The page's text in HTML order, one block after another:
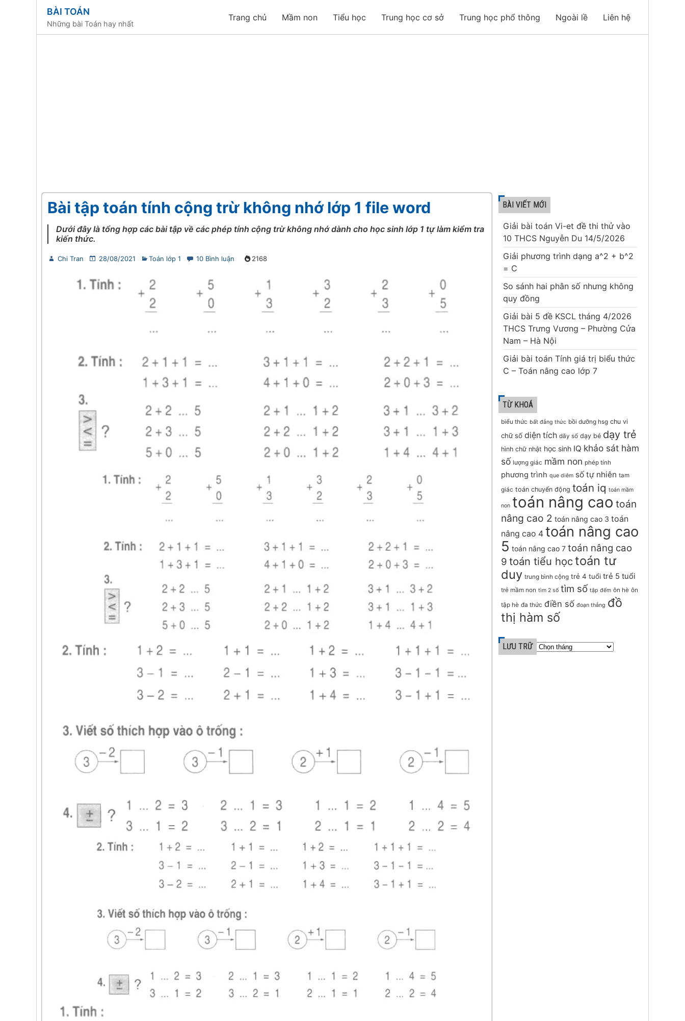
BÀI TOÁN
Những bài Toán hay nhất
Trang chủ Mầm non Tiểu học Trung học cơ sở Trung học phổ thông Ngoài lề Liên hệ
Bài tập toán tính cộng trừ không nhớ lớp 1 file word
Dưới đây là tổng hợp các bài tập về các phép tính cộng trừ không nhớ dành cho học sinh lớp 1 tự làm kiểm tra
kiến thức.
Chi Tran 28/08/2021 Toán lớp 1 10 Bình luận 2168
BÀI VIẾT MỚI
Giải bài toán Vi-et đề thi thử vào
10 THCS Nguyễn Du 14/5/2026
Giải phương trình dạng a^2 + b^2
= C
So sánh hai phân số nhưng không
quy đồng
Giải bài 5 đề KSCL tháng 4/2026
THCS Trưng Vương – Phường Cửa
Nam – Hà Nội
Giải bài toán Tính giá trị biểu thức
C – Toán nâng cao lớp 7
TỪ KHOÁ
biểu thức bất đẳng thức bồi dưỡng hsg chu vi
chữ số diện tích dãy số dạy bé dạy trẻ
hình chữ nhật học sinh IQ khảo sát hàm
số lượng giác mầm non phép tính
phương trình que diêm số tự nhiên tam
giác toán chuyển động toán iq toán mầm
non toán nâng cao toán
nâng cao 2 toán nâng cao 3 toán
nâng cao 4 toán nâng cao
5 toán nâng cao 7 toán nâng cao
9 toán tiểu họctoán tư
duy trung bình cộng trẻ 4 tuổi trẻ 5 tuổi
trẻ mầm non tìm 2 số tìm số tập đếm ôn hè ôn
tập hè đa thức điền số đoạn thẳng đồ
thị hàm số
LƯU TRỮ